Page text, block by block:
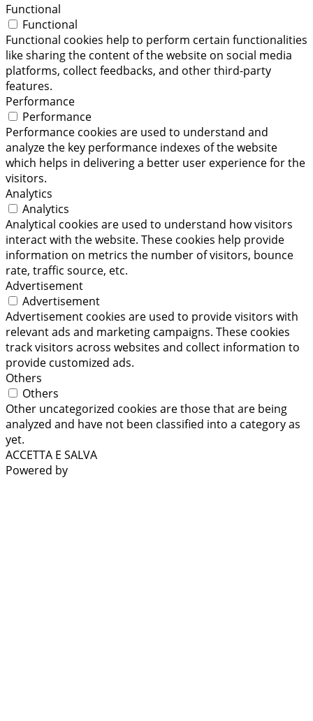
Functional
Functional
Functional cookies help to perform certain functionalities
like sharing the content of the website on social media
platforms, collect feedbacks, and other third-party
features.
Performance
Performance
Performance cookies are used to understand and
analyze the key performance indexes of the website
which helps in delivering a better user experience for the
visitors.
Analytics
Analytics
Analytical cookies are used to understand how visitors
interact with the website. These cookies help provide
information on metrics the number of visitors, bounce
rate, traffic source, etc.
Advertisement
Advertisement
Advertisement cookies are used to provide visitors with
relevant ads and marketing campaigns. These cookies
track visitors across websites and collect information to
provide customized ads.
Others
Others
Other uncategorized cookies are those that are being
analyzed and have not been classified into a category as
yet.
ACCETTA E SALVA
Powered by